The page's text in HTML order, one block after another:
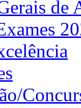
de